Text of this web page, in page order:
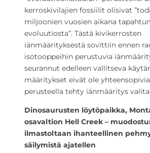
kerroskivilajien fossiilit olisivat
miljoonien vuosien aikana
evoluutiosta”. Tästä kivikerrosten
iänmäärityksestä sovittiin ennen
isotooppeihin perustuvia
seurannut edelleen vallitseva
määritykset eivät ole
perusteella tehty iänmääritys
Dinosaurusten löytöpaikka,
osavaltion Hell Creek –
ilmastoltaan ihanteellinen
säilymistä ajatellen